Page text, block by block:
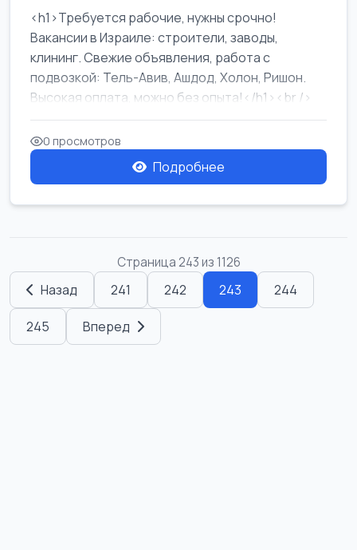
<h1>Требуется рабочие, нужны срочно!
Вакансии в Израиле: строители, заводы,
клининг. Свежие объявления, работа с
подвозкой: Тель-Авив, Ашдод, Холон, Ришон.
Высокая оплата, можно без опыта!</h1><br />
...
0 просмотров
Подробнее
Страница 243 из 1126
Назад 241 242 243 244
245 Вперед